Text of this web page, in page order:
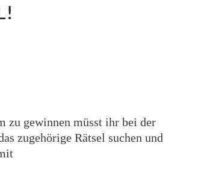
zu gewinnen müsst ihr bei der
zugehörige Rätsel suchen und